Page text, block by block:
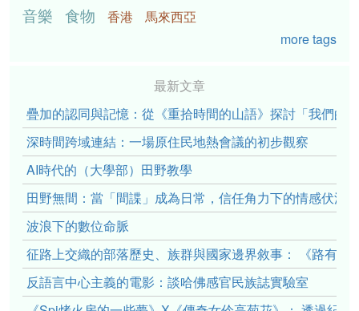
音樂 食物 香港
馬來西亞
more tags
最新文章
疊加的認同與記憶：從《重拾時間的山語》探討「我們的
深時間跨域連結：一場原住民地熱會議的初步觀察
AI時代的（大學部）田野教學
田野無間：當「間諜」成為日常，信任角力下的情感伏流
波浪下的數位命脈
征路上交織的部落歷史、族群與國家邊界敘事： 《路有
反語言中心主義的電影：談哈佛感官民族誌實驗室